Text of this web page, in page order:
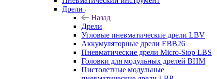
Дрели
Назад
Дрели
Угловые пневматические дрели LBV
Аккумуляторные дрели EBB26
Пневматические дрели Micro-Stop LBS
Головки для модульных дрелей BHM
Пистолетные модульные